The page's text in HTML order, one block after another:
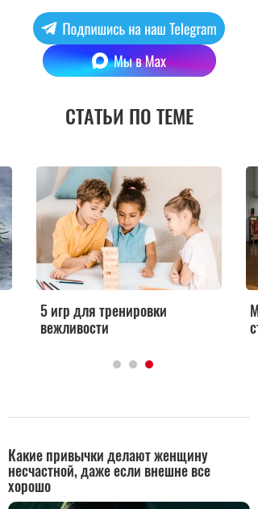
СТАТЬИ ПО ТЕМЕ
5 игр для тренировки
вежливости